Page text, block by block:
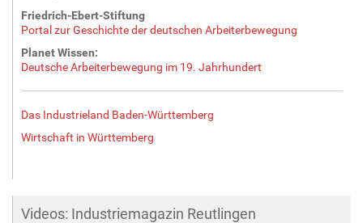
Friedrich-Ebert-Stiftung
Portal zur Geschichte der deutschen Arbeiterbewegung
Planet Wissen:
Deutsche Arbeiterbewegung im 19. Jahrhundert
Das Industrieland Baden-Württemberg
Wirtschaft in Württemberg
Videos: Industriemagazin Reutlingen